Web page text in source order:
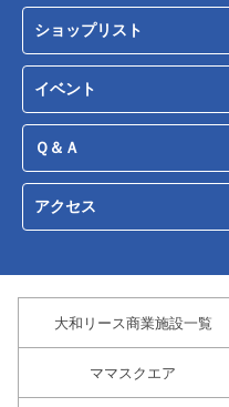
ショップリスト
イベント
Ｑ＆Ａ
アクセス
大和リース商業施設一覧
ママスクエア